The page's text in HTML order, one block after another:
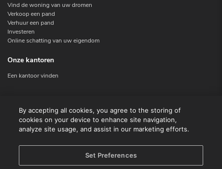
Vind de woning van uw dromen
Verkoop een pand
Verhuur een pand
Investeren
Online schatting van uw eigendom
Onze kantoren
Een kantoor vinden
Contact
Facebook
By accepting all cookies, you agree to the storing of
cookies on your device to enhance site navigation,
analyze site usage, and assist in our marketing efforts.
Set Preferences